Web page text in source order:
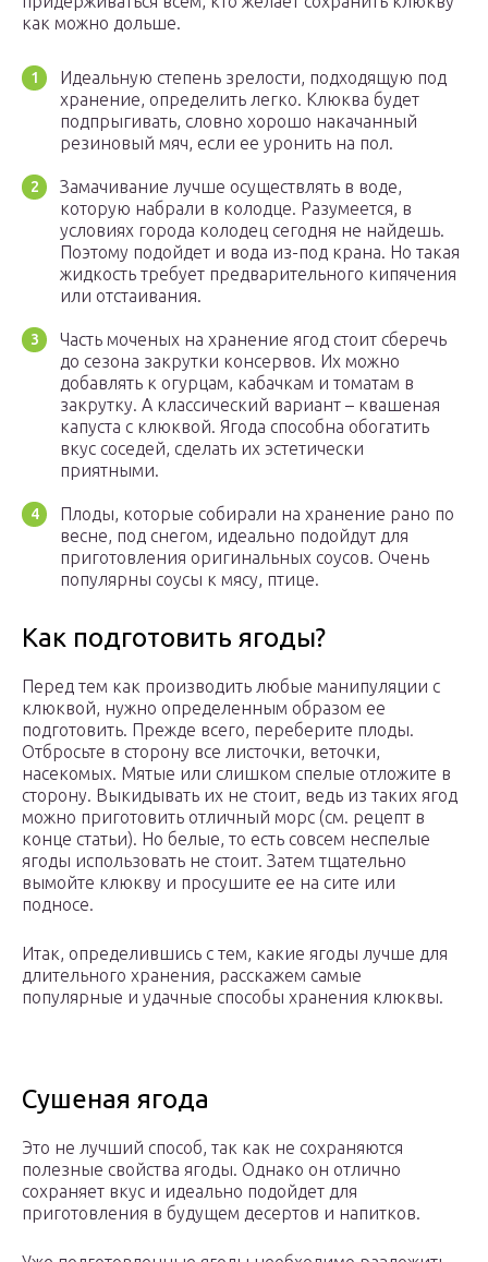
как можно дольше.
Идеальную степень зрелости, подходящую под
хранение, определить легко. Клюква будет
подпрыгивать, словно хорошо накачанный
резиновый мяч, если ее уронить на пол.
Замачивание лучше осуществлять в воде,
которую набрали в колодце. Разумеется, в
условиях города колодец сегодня не найдешь.
Поэтому подойдет и вода из-под крана. Но такая
жидкость требует предварительного кипячения
или отстаивания.
Часть моченых на хранение ягод стоит сберечь
до сезона закрутки консервов. Их можно
добавлять к огурцам, кабачкам и томатам в
закрутку. А классический вариант – квашеная
капуста с клюквой. Ягода способна обогатить
вкус соседей, сделать их эстетически
приятными.
Плоды, которые собирали на хранение рано по
весне, под снегом, идеально подойдут для
приготовления оригинальных соусов. Очень
популярны соусы к мясу, птице.
Как подготовить ягоды?
Перед тем как производить любые манипуляции с
клюквой, нужно определенным образом ее
подготовить. Прежде всего, переберите плоды.
Отбросьте в сторону все листочки, веточки,
насекомых. Мятые или слишком спелые отложите в
сторону. Выкидывать их не стоит, ведь из таких ягод
можно приготовить отличный морс (см. рецепт в
конце статьи). Но белые, то есть совсем неспелые
ягоды использовать не стоит. Затем тщательно
вымойте клюкву и просушите ее на сите или
подносе.
Итак, определившись с тем, какие ягоды лучше для
длительного хранения, расскажем самые
популярные и удачные способы хранения клюквы.
Сушеная ягода
Это не лучший способ, так как не сохраняются
полезные свойства ягоды. Однако он отлично
сохраняет вкус и идеально подойдет для
приготовления в будущем десертов и напитков.